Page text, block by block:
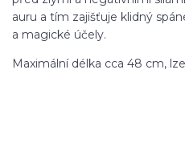
auru a tím zajišťuje klidný
a magické účely.
Maximální délka cca 48 cm,